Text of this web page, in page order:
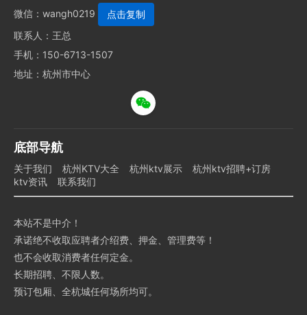
微信： wangh0219
联系人：王总
手机：150-6713-1507
地址：杭州市中心
底部导航
关于我们 杭州KTV大全 杭州ktv展示
杭州ktv招聘+订房
ktv资讯
联系我们
本站不是中介！
承诺绝不收取应聘者介绍费、押金、管理费等！
也不会收取消费者任何定金。
长期招聘、不限人数。
预订包厢、全杭城任何场所均可。